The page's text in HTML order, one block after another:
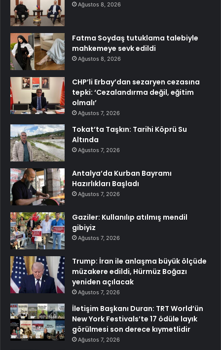
Ağustos 8, 2026
Fatma Soydaş tutuklama talebiyle
mahkemeye sevk edildi
Ağustos 8, 2026
CHP’li Erbay’dan sezaryen cezasına
tepki: ‘Cezalandırma değil, eğitim
olmalı’
Ağustos 7, 2026
Tokat’ta Taşkın: Tarihi Köprü Su
Altında
Ağustos 7, 2026
Antalya’da Kurban Bayramı
Hazırlıkları Başladı
Ağustos 7, 2026
Gaziler: Kullanılıp atılmış mendil
gibiyiz
Ağustos 7, 2026
Trump: İran ile anlaşma büyük ölçüde
müzakere edildi, Hürmüz Boğazı
yeniden açılacak
Ağustos 7, 2026
İletişim Başkanı Duran: TRT World’ün
New York Festivals’te 17 ödüle layık
görülmesi son derece kıymetlidir
Ağustos 7, 2026